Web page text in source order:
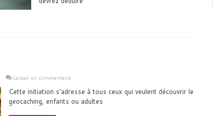
Laisser un commentaire
Cette initiation s'adresse à tous ceux qui veulent découvrir le
geocaching, enfants ou adultes